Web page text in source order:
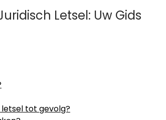
Letsel: Uw Gids
tot gevolg?